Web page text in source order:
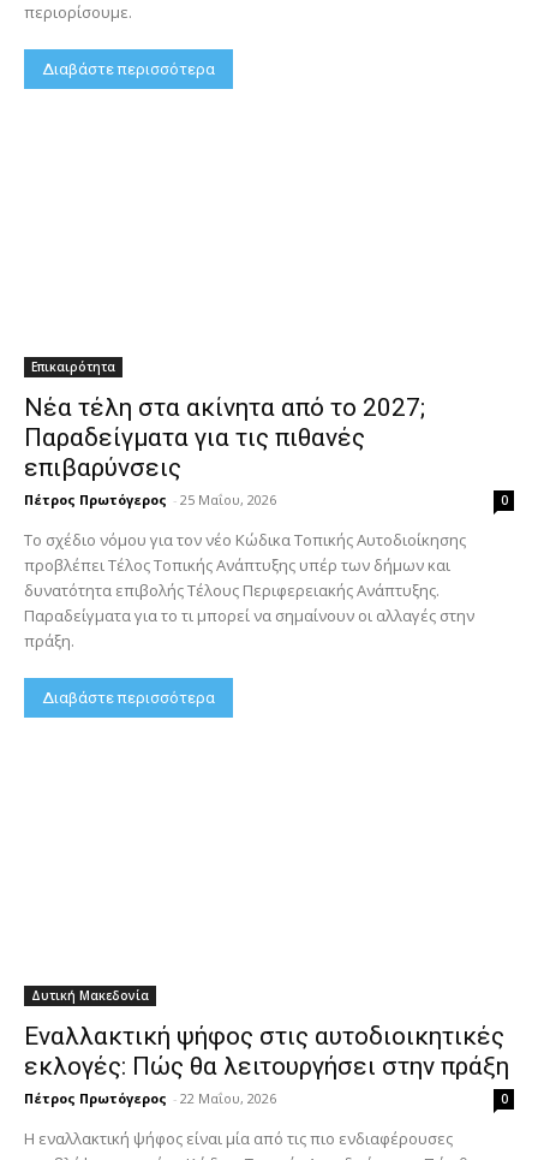
περιορίσουμε.
Διαβάστε περισσότερα
Επικαιρότητα
Νέα τέλη στα ακίνητα από το 2027;
Παραδείγματα για τις πιθανές
επιβαρύνσεις
Πέτρος Πρωτόγερος - 25 Μαΐου, 2026 0
Το σχέδιο νόμου για τον νέο Κώδικα Τοπικής Αυτοδιοίκησης
προβλέπει Τέλος Τοπικής Ανάπτυξης υπέρ των δήμων και
δυνατότητα επιβολής Τέλους Περιφερειακής Ανάπτυξης.
Παραδείγματα για το τι μπορεί να σημαίνουν οι αλλαγές στην
πράξη.
Διαβάστε περισσότερα
Δυτική Μακεδονία
Εναλλακτική ψήφος στις αυτοδιοικητικές
εκλογές: Πώς θα λειτουργήσει στην πράξη
Πέτρος Πρωτόγερος - 22 Μαΐου, 2026 0
Η εναλλακτική ψήφος είναι μία από τις πιο ενδιαφέρουσες